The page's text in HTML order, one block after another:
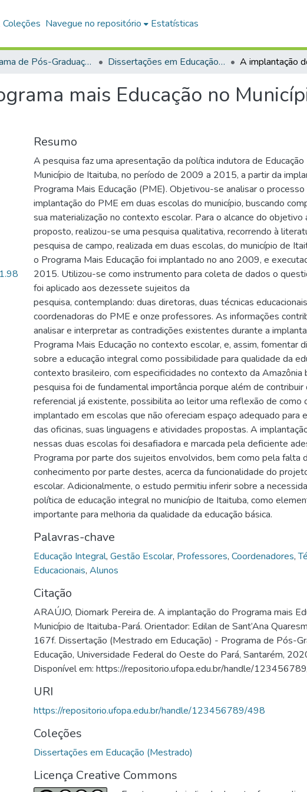
Coleções Navegue no repositório Estatísticas
Programa de Pós-Graduação em Educação (PPGE) Dissertações em Educação (Mestrado)
mais Educação no
Resumo
A pesquisa faz uma apresentação da política indutora de
Município de Itaituba, no período de 2009 a 2015, a partir da
Programa Mais Educação (PME). Objetivou-se analisar o processo
implantação do PME em duas escolas do município, buscando
sua materialização no contexto escolar. Para o alcance do objetivo
proposto, realizou-se uma pesquisa qualitativa, recorrendo à
pesquisa de campo, realizada em duas escolas, do município de
o Programa Mais Educação foi implantado no ano 2009, e
2015. Utilizou-se como instrumento para coleta de dados o
foi aplicado aos dezessete sujeitos da
pesquisa, contemplando: duas diretoras, duas técnicas
coordenadoras do PME e onze professores. As informações
analisar e interpretar as contradições existentes durante a
Programa Mais Educação no contexto escolar, e, assim, fomentar
sobre a educação integral como possibilidade para qualidade da
contexto brasileiro, com especificidades no contexto da Amazônia
pesquisa foi de fundamental importância porque além de contribuir
referencial já existente, possibilita ao leitor uma reflexão de como
implantado em escolas que não ofereciam espaço adequado para
das oficinas, suas linguagens e atividades propostas. A
nessas duas escolas foi desafiadora e marcada pela deficiente
Programa por parte dos sujeitos envolvidos, bem como pela falta
conhecimento por parte destes, acerca da funcionalidade do
escolar. Adicionalmente, o estudo permitiu inferir sobre a
política de educação integral no município de Itaituba, como
importante para melhoria da qualidade da educação básica.
Palavras-chave
Educação Integral, Gestão Escolar, Professores, Coordenadores,
Educacionais, Alunos
Citação
ARAÚJO, Diomark Pereira de. A implantação do Programa mais
Município de Itaituba-Pará. Orientador: Edilan de Sant’Ana
167f. Dissertação (Mestrado em Educação) - Programa de Pós-
Educação, Universidade Federal do Oeste do Pará, Santarém,
Disponível em: https://repositorio.ufopa.edu.br/handle/
URI
https://repositorio.ufopa.edu.br/handle/123456789/498
Coleções
Dissertações em Educação (Mestrado)
Licença Creative Commons